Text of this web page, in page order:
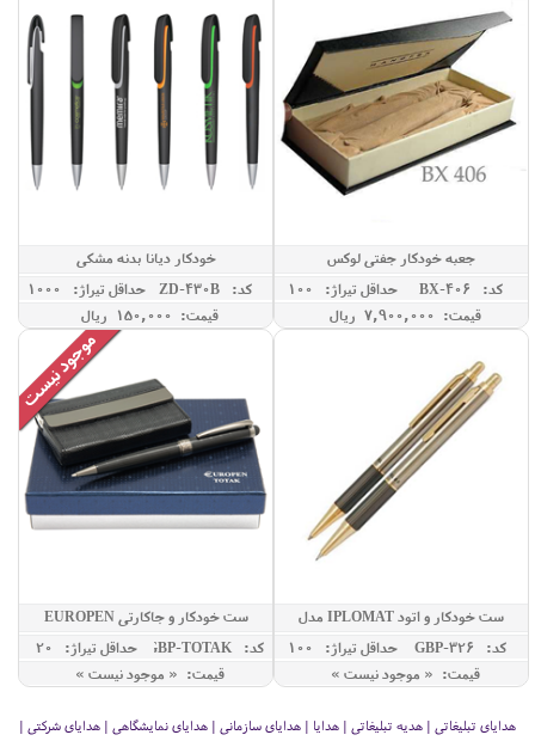
جعبه خودکار جفتی لوکس
کد: BX-406
حداقل تيراژ: 100
قیمت: 7,900,000 ريال
خودکار دیانا بدنه مشکی
کد: ZD-430B
حداقل تيراژ: 1000
قیمت: 150,000 ريال
ست خودکار و اتود IPLOMAT مدل
TRAVEL
کد: GBP-326
حداقل تيراژ: 100
قیمت: « موجود نیست »
ست خودکار و جاکارتی EUROPEN
کد: GBP-TOTAK
SET
حداقل تيراژ: 20
قیمت: « موجود نیست »
هدایای تبلیغاتی | هدیه تبلیغاتی | هدایا | هدایای سازمانی | هدایای نمایشگاهی | هدایای شرکتی |